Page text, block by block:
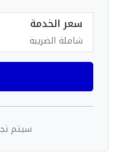
سعر الخدمة
شاملة الضريبة
سيتم